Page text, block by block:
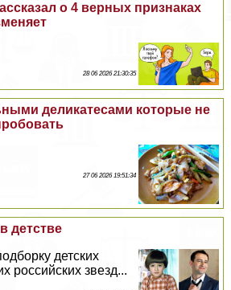
о 4 верных признаках
28 06 2026 21:30:35
деликатесами которые не
27 06 2026 19:51:34
детстве
детских
российских звезд...